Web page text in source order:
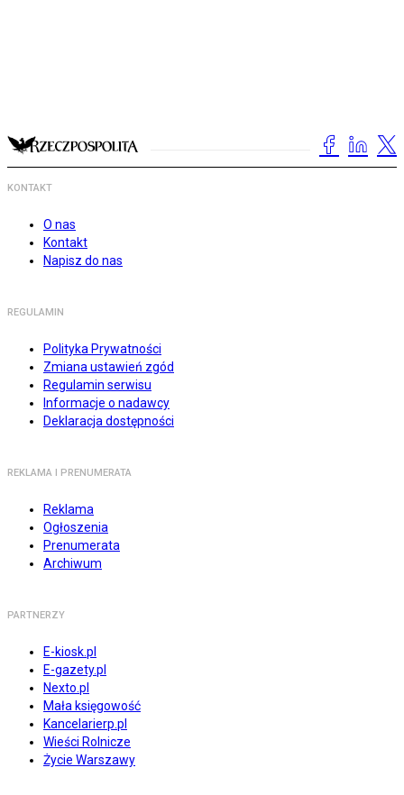
KONTAKT
O nas
Kontakt
Napisz do nas
REGULAMIN
Polityka Prywatności
Zmiana ustawień zgód
Regulamin serwisu
Informacje o nadawcy
Deklaracja dostępności
REKLAMA I PRENUMERATA
Reklama
Ogłoszenia
Prenumerata
Archiwum
PARTNERZY
E-kiosk.pl
E-gazety.pl
Nexto.pl
Mała księgowość
Kancelarierp.pl
Wieści Rolnicze
Życie Warszawy